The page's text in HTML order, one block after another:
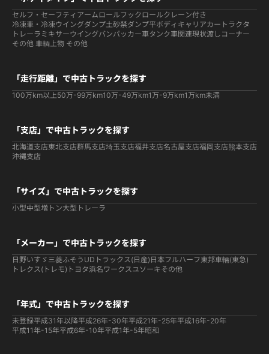
セルフ・セーフティ アームロールフックロールクレーン付き
冷凍車・冷凍ウイングダンプ土砂禁ダンプ平ボディ キャリアカー トラクタ
トレーラ ミキサーウイングバンパッカー車タンク車関連現状渡しコーナー
その他 車輌 上物 その他
「走行距離」で中古トラックを探す
100万km以上50万-99万km10万-49万km1万-9万km1万km未満
「支店」で中古トラックを探す
北海道支店東北支店群馬支店埼玉支店福井支店名古屋支店福岡支店熊本支店
沖縄支店
「サイズ」で中古トラックを探す
小型中型増トン大型 トレーラ
「メーカー」で中古トラックを探す
日野いすゞ 三菱ふそう UDトラックス(日産) 日本フルハーフ 東邦車輛(東急)
トレクス(トレモ) トヨタ浜名ワークス ユソーキその他
「年式」で中古トラックを探す
未登録平成31年以降平成26年-30年平成21年-25年平成16年-20年
平成11年-15年平成6年-10年平成1年-5年昭和